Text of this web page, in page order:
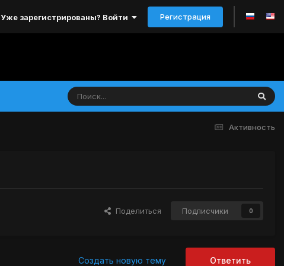
Уже зарегистрированы? Войти Регистрация
Активность
Поделиться Подписчики 0
Ответить
Создать новую тему